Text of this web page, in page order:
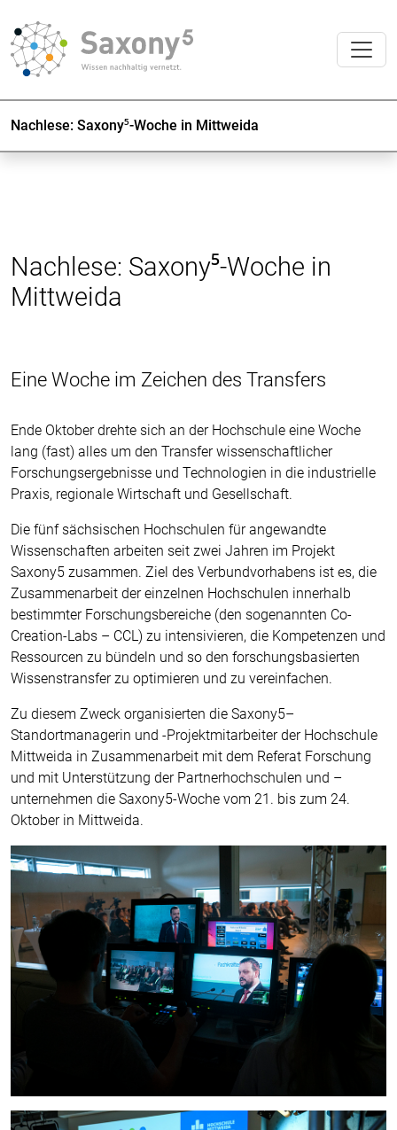
Nachlese: Saxony⁵-Woche in Mittweida
Nachlese: Saxony⁵-Woche in
Mittweida
Eine Woche im Zeichen des Transfers
Ende Oktober drehte sich an der Hochschule eine Woche
lang (fast) alles um den Transfer wissenschaftlicher
Forschungsergebnisse und Technologien in die industrielle
Praxis, regionale Wirtschaft und Gesellschaft.
Die fünf sächsischen Hochschulen für angewandte
Wissenschaften arbeiten seit zwei Jahren im Projekt
Saxony5 zusammen. Ziel des Verbundvorhabens ist es, die
Zusammenarbeit der einzelnen Hochschulen innerhalb
bestimmter Forschungsbereiche (den sogenannten Co-
Creation-Labs – CCL) zu intensivieren, die Kompetenzen und
Ressourcen zu bündeln und so den forschungsbasierten
Wissenstransfer zu optimieren und zu vereinfachen.
Zu diesem Zweck organisierten die Saxony5–
Standortmanagerin und -Projektmitarbeiter der Hochschule
Mittweida in Zusammenarbeit mit dem Referat Forschung
und mit Unterstützung der Partnerhochschulen und –
unternehmen die Saxony5-Woche vom 21. bis zum 24.
Oktober in Mittweida.